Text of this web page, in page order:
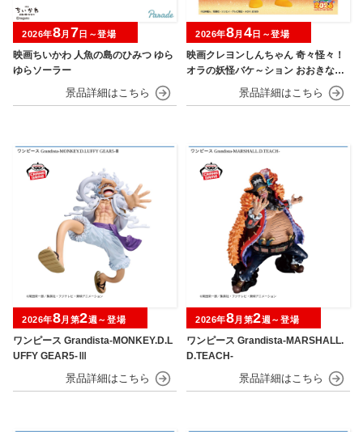
映画ちいかわ 人魚の島のひみつ ゆら
ゆらソーラー
2026年8月 7 日～登場
映画クレヨンしんちゃん 奇々怪々！
オラの妖怪バケ～ション おおきなSO
FVIMATES～野原しんのすけ～
2026年8月 4 日～登場
ワンピース Grandista-MONKEY.D.L
UFFY GEAR5-Ⅲ
2026年8月第2週～登場
ワンピース Grandista-MARSHALL.
D.TEACH-
2026年8月第2週～登場